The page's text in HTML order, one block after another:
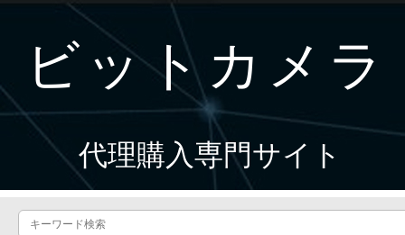
ビットカメラ
代理購入専門サイト